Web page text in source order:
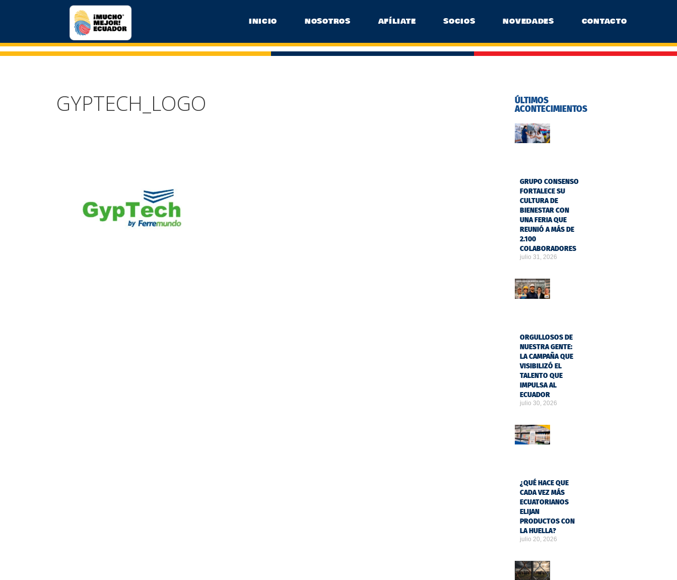
INICIO NOSOTROS AFÍLIATE SOCIOS NOVEDADES CONTACTO
GYPTECH_LOGO
ÚLTIMOS
ACONTECIMIENTOS
GRUPO CONSENSO
FORTALECE SU
CULTURA DE
BIENESTAR CON
UNA FERIA QUE
REUNIÓ A MÁS DE
2.100
COLABORADORES
julio 31, 2026
ORGULLOSOS DE
NUESTRA GENTE:
LA CAMPAÑA QUE
VISIBILIZÓ EL
TALENTO QUE
IMPULSA AL
ECUADOR
julio 30, 2026
¿QUÉ HACE QUE
CADA VEZ MÁS
ECUATORIANOS
ELIJAN
PRODUCTOS CON
LA HUELLA?
julio 20, 2026